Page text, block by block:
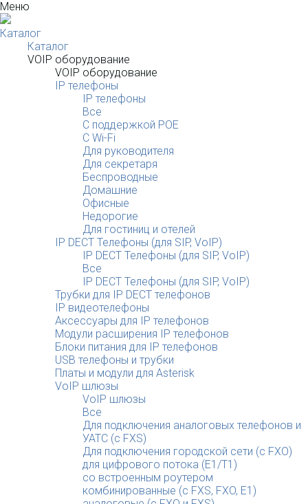
Меню
Каталог
Каталог
VOIP оборудование
VOIP оборудование
IP телефоны
IP телефоны
Все
С поддержкой POE
C Wi-Fi
Для руководителя
Для секретаря
Беспроводные
Домашние
Офисные
Недорогие
Для гостиниц и отелей
IP DECT Телефоны (для SIP, VoIP)
IP DECT Телефоны (для SIP, VoIP)
Все
IP DECT Телефоны (для SIP, VoIP)
Трубки для IP DECT телефонов
IP видеотелефоны
Аксессуары для IP телефонов
Модули расширения IP телефонов
Блоки питания для IP телефонов
USB телефоны и трубки
Платы и модули для Asterisk
VoIP шлюзы
VoIP шлюзы
Все
Для подключения аналоговых телефонов и
УАТС (с FXS)
Для подключения городской сети (с FXO)
для цифрового потока (E1/T1)
со встроенным роутером
комбинированные (c FXS, FXO, E1)